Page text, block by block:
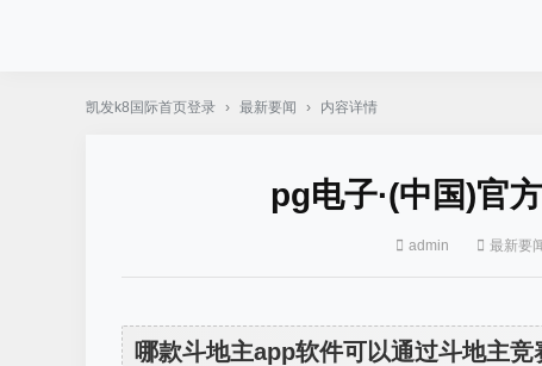
凯发k8国际首页登录 › 最新要闻 › 内容详情
pg电子·(中国)官
admin 最新要
哪款斗地主app软件可以通过斗地主竞